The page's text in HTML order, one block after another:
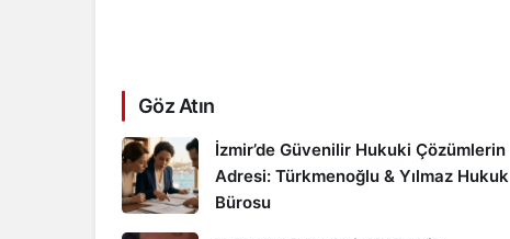
Göz Atın
İzmir’de Güvenilir Hukuki Çözümlerin
Adresi: Türkmenoğlu & Yılmaz Hukuk
Bürosu